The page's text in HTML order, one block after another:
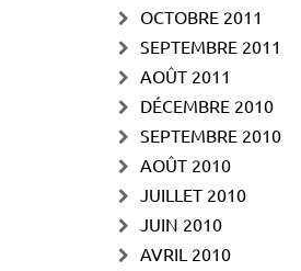
OCTOBRE 2011
SEPTEMBRE 2011
AOÛT 2011
DÉCEMBRE 2010
SEPTEMBRE 2010
AOÛT 2010
JUILLET 2010
JUIN 2010
AVRIL 2010